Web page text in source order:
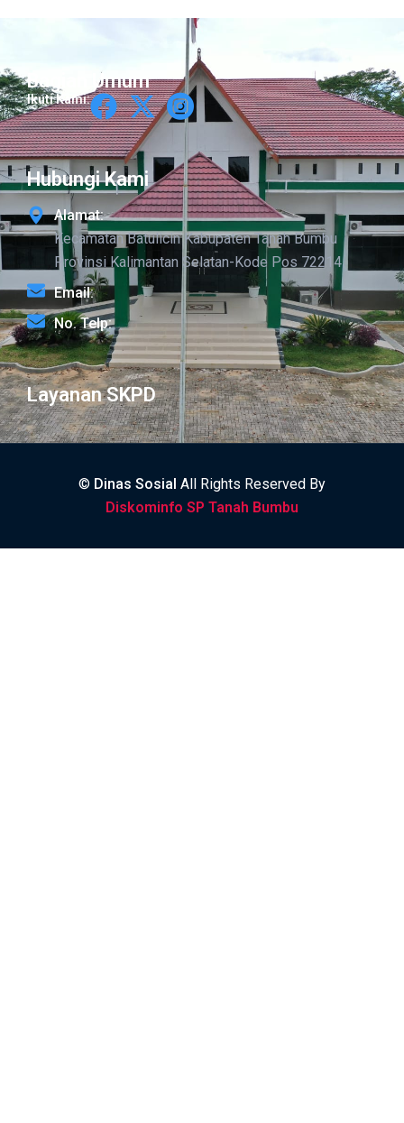
Bagian Umum
Ikuti Kami:
Hubungi Kami
Alamat:
Kecamatan Batulicin Kabupaten Tanah Bumbu
Provinsi Kalimantan Selatan-Kode Pos 72214
Email:
No. Telp:
Layanan SKPD
© Dinas Sosial All Rights Reserved By
Diskominfo SP Tanah Bumbu